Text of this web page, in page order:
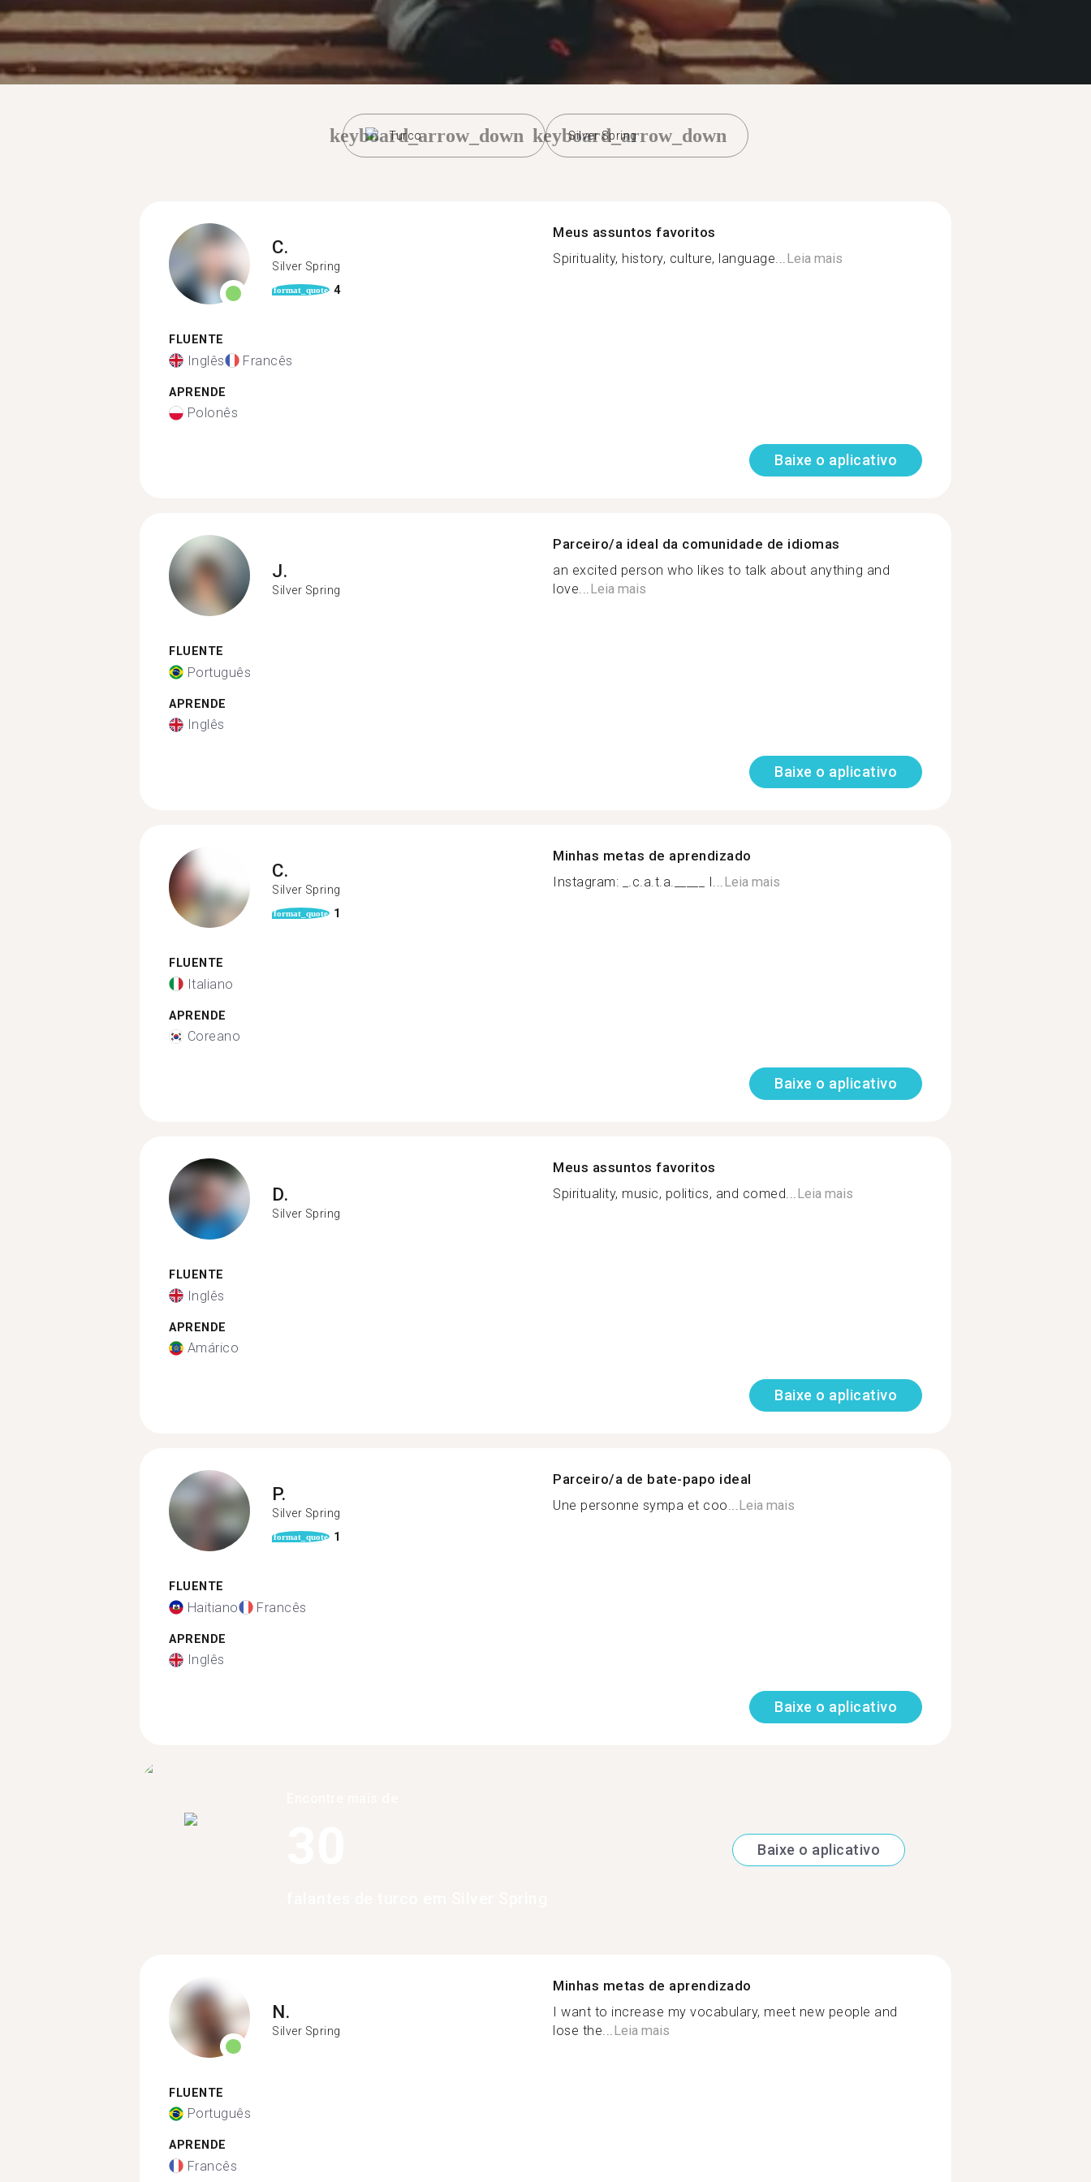
Turco
keyboard_arrow_down Silver Spring
keyboard_arrow_down
C.
Silver Spring
format_quote 4
FLUENTE
Inglês Francês
APRENDE
Polonês
Meus assuntos favoritos
Spirituality, history, culture, language...Leia mais
Baixe o aplicativo
J.
Silver Spring
FLUENTE
Português
APRENDE
Inglês
Parceiro/a ideal da comunidade de idiomas
an excited person who likes to talk about anything and
love...Leia mais
Baixe o aplicativo
C.
Silver Spring
format_quote 1
FLUENTE
Italiano
APRENDE
Coreano
Minhas metas de aprendizado
Instagram: _.c.a.t.a._____ I...Leia mais
Baixe o aplicativo
D.
Silver Spring
FLUENTE
Inglês
APRENDE
Amárico
Meus assuntos favoritos
Spirituality, music, politics, and comed...Leia mais
Baixe o aplicativo
P.
Silver Spring
format_quote 1
FLUENTE
Haitiano Francês
APRENDE
Inglês
Parceiro/a de bate-papo ideal
Une personne sympa et coo...Leia mais
Baixe o aplicativo
Baixe o aplicativo
N.
Silver Spring
FLUENTE
Português
APRENDE
Francês
Minhas metas de aprendizado
I want to increase my vocabulary, meet new people and
lose the... Leia mais